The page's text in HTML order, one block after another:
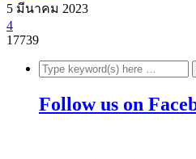
5 มีนาคม 2023
4
17739
Follow us on